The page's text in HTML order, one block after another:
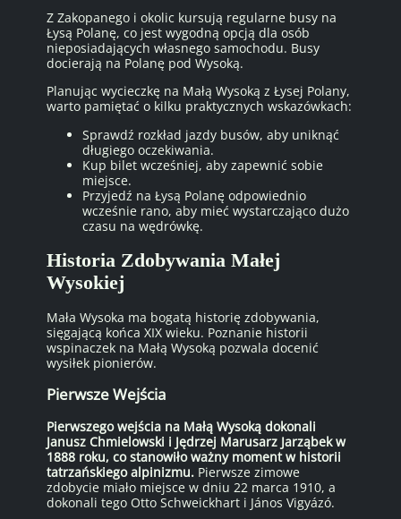
Z Zakopanego i okolic kursują regularne busy na
Łysą Polanę, co jest wygodną opcją dla osób
nieposiadających własnego samochodu. Busy
docierają na Polanę pod Wysoką.
Planując wycieczkę na Małą Wysoką z Łysej Polany,
warto pamiętać o kilku praktycznych wskazówkach:
Sprawdź rozkład jazdy busów, aby uniknąć
długiego oczekiwania.
Kup bilet wcześniej, aby zapewnić sobie
miejsce.
Przyjedź na Łysą Polanę odpowiednio
wcześnie rano, aby mieć wystarczająco dużo
czasu na wędrówkę.
Historia Zdobywania Małej
Wysokiej
Mała Wysoka ma bogatą historię zdobywania,
sięgającą końca XIX wieku. Poznanie historii
wspinaczek na Małą Wysoką pozwala docenić
wysiłek pionierów.
Pierwsze Wejścia
Pierwszego wejścia na Małą Wysoką dokonali
Janusz Chmielowski i Jędrzej Marusarz Jarząbek w
1888 roku, co stanowiło ważny moment w historii
tatrzańskiego alpinizmu. Pierwsze zimowe
zdobycie miało miejsce w dniu 22 marca 1910, a
dokonali tego Otto Schweickhart i János Vigyázó.